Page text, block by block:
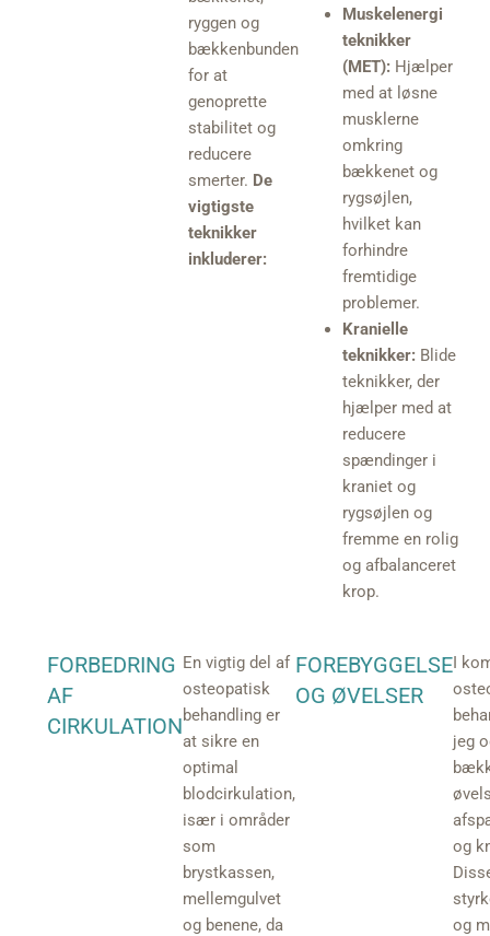
ryggen og
bækkenbunden
for at
genoprette
stabilitet og
reducere
smerter. De
vigtigste
teknikker
inkluderer:
Muskelenergi
teknikker
(MET): Hjælper
med at løsne
musklerne
omkring
bækkenet og
rygsøjlen,
hvilket kan
forhindre
fremtidige
problemer.
Kranielle
teknikker: Blide
teknikker, der
hjælper med at
reducere
spændinger i
kraniet og
rygsøjlen og
fremme en rolig
og afbalanceret
krop.
FORBEDRING
AF
CIRKULATION
En vigtig del af
osteopatisk
behandling er
at sikre en
optimal
blodcirkulation,
især i områder
som
brystkassen,
mellemgulvet
og benene, da
FOREBYGGELSE
OG ØVELSER
I
jeg
og
og